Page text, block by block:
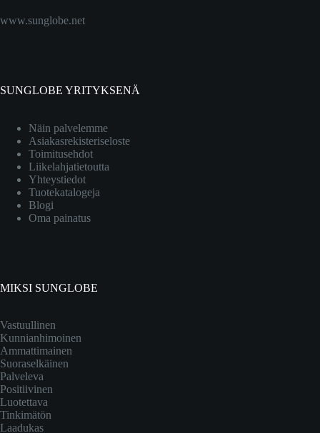
www.sunglobe.net
SUNGLOBE YRITYKSENÄ
Näin palvelemme
Asiakasrekisteriseloste
Toimitusehdot
Liikelahjatietoutta
Yhteystiedot
Tuotekatalogeja
Blogi
Oma painatus
MIKSI SUNGLOBE
Vastuullinen
Kunnianhimoinen
Ammattimainen
Suoraselkäinen
Palveleva
Positiivinen
Luotettava
Tinkimätön
Laadukas